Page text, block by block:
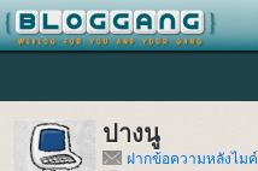
ปางนู
ฝากข้อความหลังไมค์